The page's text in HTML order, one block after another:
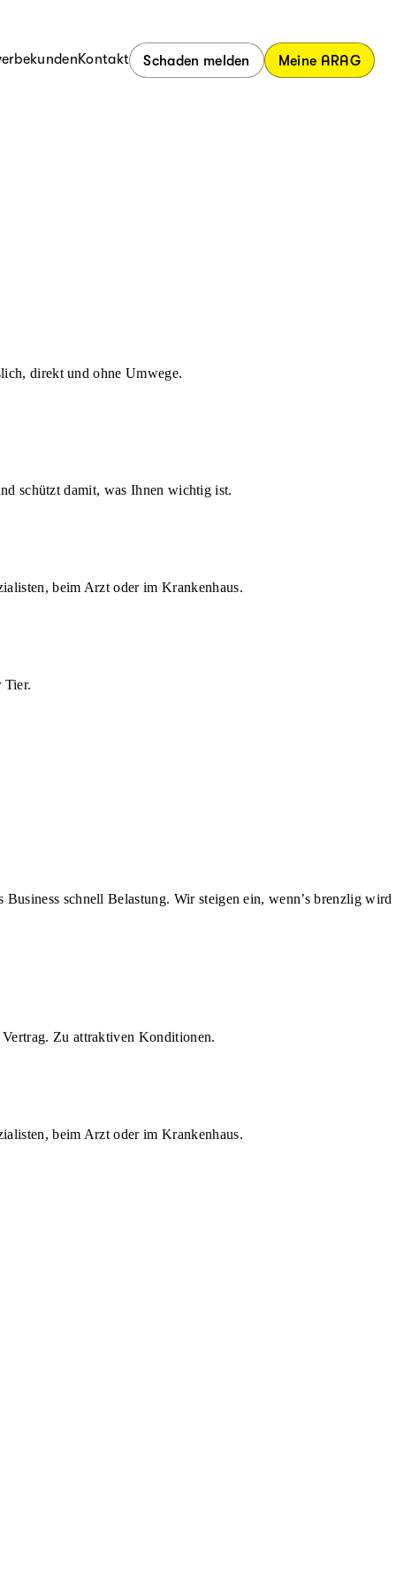
Kontakt Schaden melden Meine ARAG
direkt und ohne Umwege.
schützt damit, was Ihnen wichtig ist.
beim Arzt oder im Krankenhaus.
Tier.
schnell Belastung. Wir steigen ein, wenn’s brenzlig wird
Zu attraktiven Konditionen.
beim Arzt oder im Krankenhaus.